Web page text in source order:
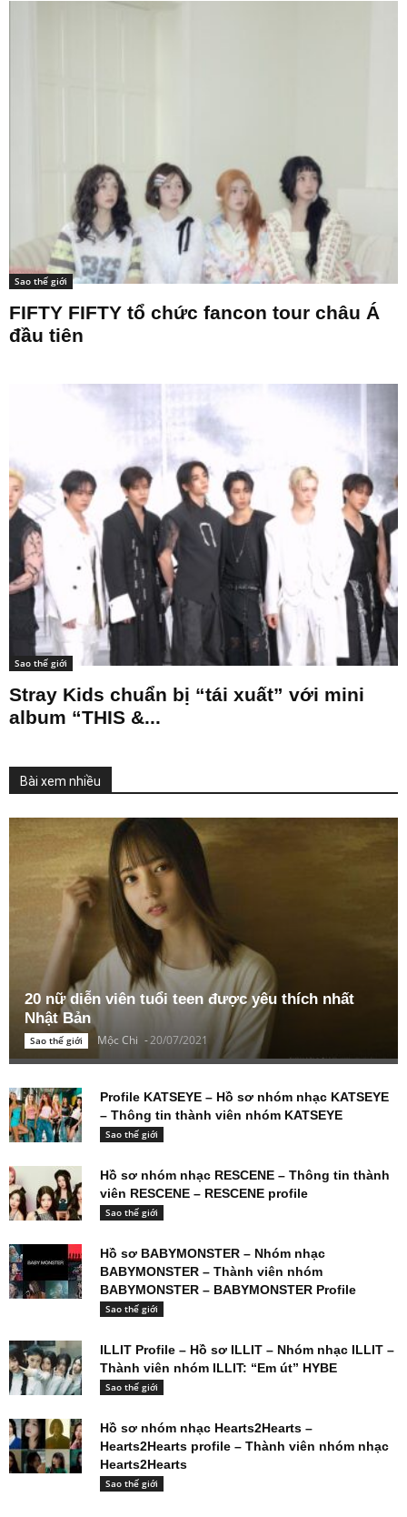
Sao thế giới
FIFTY FIFTY tổ chức fancon tour châu Á
đầu tiên
Sao thế giới
Stray Kids chuẩn bị “tái xuất” với mini
album “THIS &...
Bài xem nhiều
20 nữ diễn viên tuổi teen được yêu thích nhất
Nhật Bản
Sao thế giới Mộc Chi -20/07/2021
Profile KATSEYE – Hồ sơ nhóm nhạc KATSEYE
– Thông tin thành viên nhóm KATSEYE
Sao thế giới
Hồ sơ nhóm nhạc RESCENE – Thông tin thành
viên RESCENE – RESCENE profile
Sao thế giới
Hồ sơ BABYMONSTER – Nhóm nhạc
BABYMONSTER – Thành viên nhóm
BABYMONSTER – BABYMONSTER Profile
Sao thế giới
ILLIT Profile – Hồ sơ ILLIT – Nhóm nhạc ILLIT –
Thành viên nhóm ILLIT: “Em út” HYBE
Sao thế giới
Hồ sơ nhóm nhạc Hearts2Hearts –
Hearts2Hearts profile – Thành viên nhóm nhạc
Hearts2Hearts
Sao thế giới